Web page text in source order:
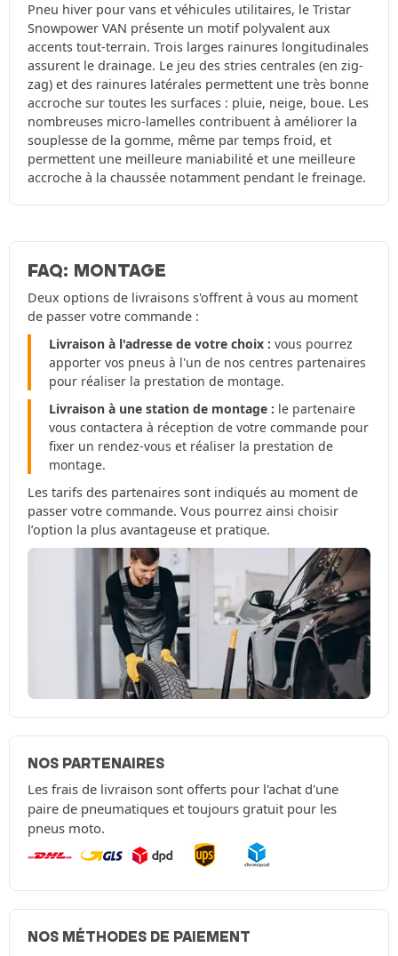
Pneu hiver pour vans et véhicules utilitaires, le Tristar
Snowpower VAN présente un motif polyvalent aux
accents tout-terrain. Trois larges rainures longitudinales
assurent le drainage. Le jeu des stries centrales (en zig-
zag) et des rainures latérales permettent une très bonne
accroche sur toutes les surfaces : pluie, neige, boue. Les
nombreuses micro-lamelles contribuent à améliorer la
souplesse de la gomme, même par temps froid, et
permettent une meilleure maniabilité et une meilleure
accroche à la chaussée notamment pendant le freinage.
FAQ: MONTAGE
Deux options de livraisons s'offrent à vous au moment
de passer votre commande :
Livraison à l'adresse de votre choix : vous pourrez
apporter vos pneus à l'un de nos centres partenaires
pour réaliser la prestation de montage.
Livraison à une station de montage : le partenaire
vous contactera à réception de votre commande pour
fixer un rendez-vous et réaliser la prestation de
montage.
Les tarifs des partenaires sont indiqués au moment de
passer votre commande. Vous pourrez ainsi choisir
l’option la plus avantageuse et pratique.
NOS PARTENAIRES
Les frais de livraison sont offerts pour l'achat d'une
paire de pneumatiques et toujours gratuit pour les
pneus moto.
NOS MÉTHODES DE PAIEMENT